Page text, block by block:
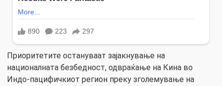
Приоритетите остануваат зајакнување на
националната безбедност, одвраќање на Кина во
Индо-пацифичкиот регион преку зголемување на